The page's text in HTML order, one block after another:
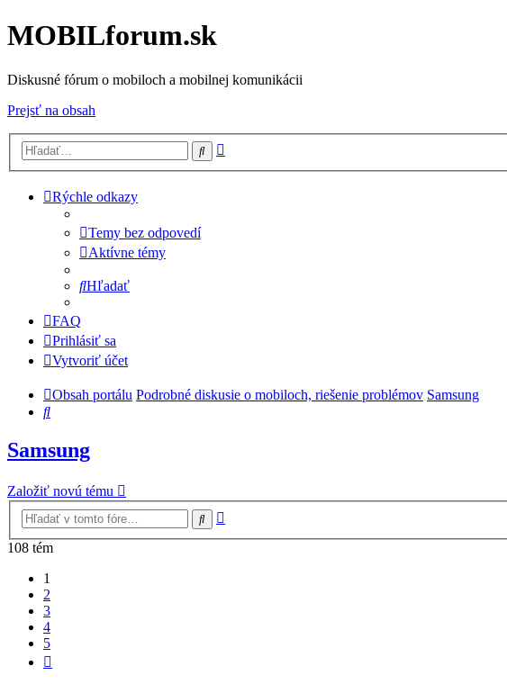
MOBILforum.sk
Diskusné fórum o mobiloch a mobilnej komunikácii
Prejsť na obsah
Hľadať
Rýchle odkazy
Temy bez odpovedí
Aktívne témy
Hľadať
FAQ
Prihlásiť sa
Vytvoriť účet
Obsah portálu Podrobné diskusie o mobiloch, riešenie problémov Samsung
Hľadať
Samsung
Založiť novú tému
Hľadať
108 tém
1
2
3
4
5